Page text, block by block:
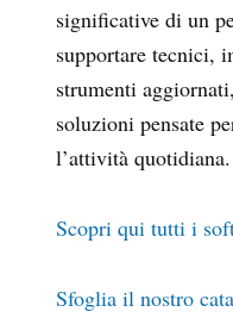
significative di un
supportare tecnici,
strumenti
soluzioni pensate
l’attività quotidiana.
Scopri qui tutti i
Sfoglia il nostro